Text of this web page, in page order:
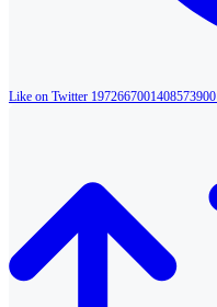
Like on Twitter 1972667001408573900